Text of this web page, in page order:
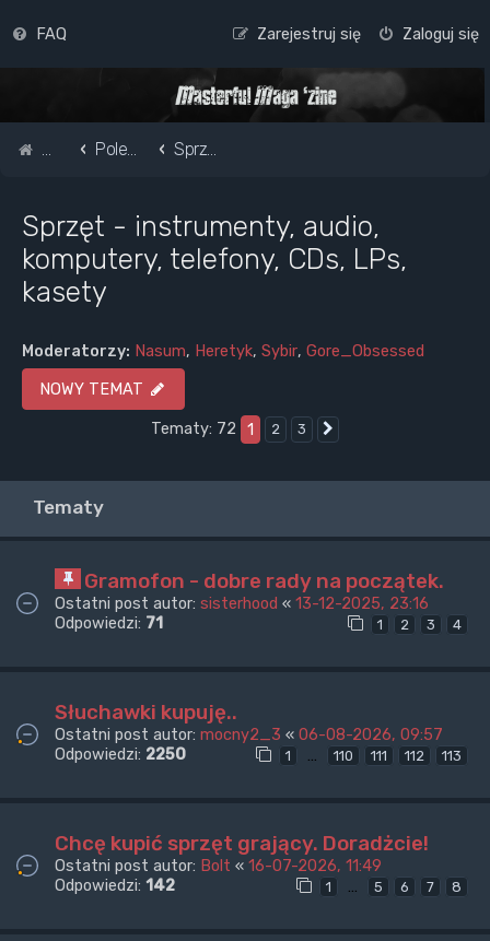
FAQ Zaloguj się
Zarejestruj się
Strona główna
Pole do popisu... Sprzęt - instrumenty, audio, komputery, telefony, CDs, LPs, kasety
Sprzęt - instrumenty, audio,
komputery, telefony, CDs, LPs,
kasety
Moderatorzy: Nasum, Heretyk, Sybir, Gore_Obsessed
NOWY TEMAT
Tematy: 72
1 2 3
Tematy
Gramofon - dobre rady na początek.
Ostatni post autor: sisterhood « 13-12-2025, 23:16
Odpowiedzi: 71 1 2 3 4
Słuchawki kupuję..
Ostatni post autor: mocny2_3 « 06-08-2026, 09:57
Odpowiedzi: 2250 1 … 110 111 112 113
Chcę kupić sprzęt grający. Doradżcie!
Ostatni post autor: Bolt « 16-07-2026, 11:49
Odpowiedzi: 142 1 … 5 6 7 8